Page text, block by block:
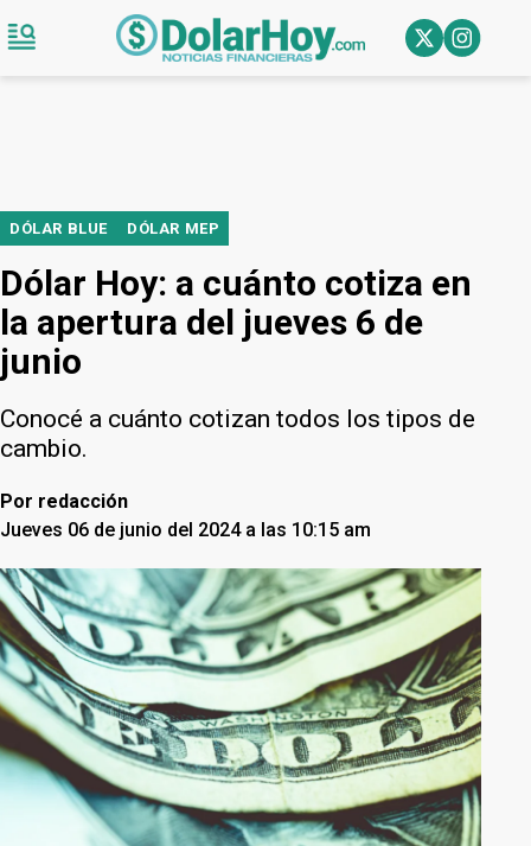
DÓLAR BLUE DÓLAR MEP
Dólar Hoy: a cuánto cotiza en
la apertura del jueves 6 de
junio
Conocé a cuánto cotizan todos los tipos de
cambio.
Por redacción
Jueves 06 de junio del 2024 a las 10:15 am